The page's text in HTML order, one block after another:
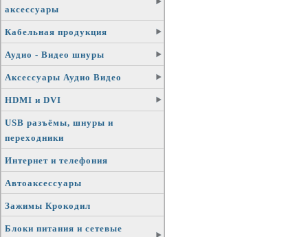
аксессуары
Кабельная продукция
Аудио - Видео шнуры
Аксессуары Аудио Видео
HDMI и DVI
USB разъёмы, шнуры и
переходники
Интернет и телефония
Автоаксессуары
Зажимы Крокодил
Блоки питания и сетевые